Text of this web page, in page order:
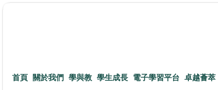
首頁 關於我們 學與教 學生成長 電子學習平台 卓越薈萃